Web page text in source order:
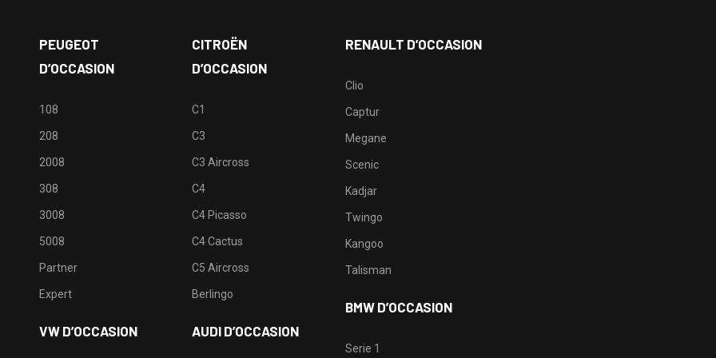
PEUGEOT
D’OCCASION
108
208
2008
308
3008
5008
Partner
Expert
VW D’OCCASION
CITROËN
D’OCCASION
C1
C3
C3 Aircross
C4
C4 Picasso
C4 Cactus
C5 Aircross
Berlingo
AUDI D’OCCASION
RENAULT D’OCCASION
Clio
Captur
Megane
Scenic
Kadjar
Twingo
Kangoo
Talisman
BMW D’OCCASION
Serie 1